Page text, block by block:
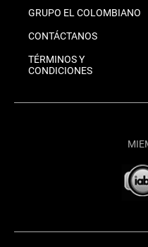
GRUPO EL COLOMBIANO
CONTÁCTANOS
TÉRMINOS Y
CONDICIONES